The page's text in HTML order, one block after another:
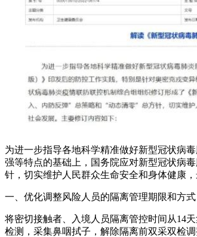
为进一步指导各地科学精准做好新型冠状病
强等特点的基础上，国务院应对新型冠状病
针，切实维护人民群众生命安全和身体健康
一、优化调整风险人员的隔离管理期限和方式
将密切接触者、入境人员隔离管控时间从14
检测，采集鼻咽拭子，解除隔离前双采双检